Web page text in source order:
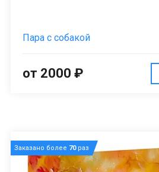
Пара с собакой
от 2000 ₽
Заказано более 70раз